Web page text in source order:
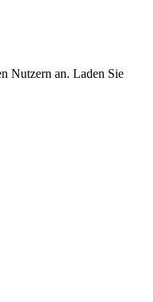
Nutzern an. Laden Sie